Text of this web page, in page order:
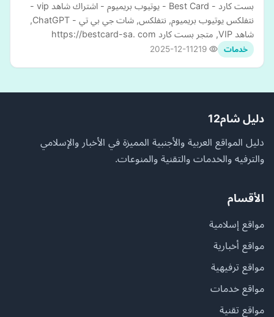
بست كارد - Best Card - يوتيوب بريميوم - اشتراك شاهد vip -
نتفلكس يوتيوب بريميوم, نتفلكس, شات جي بي تي - ChatGPT,
شاهد VIP, متجر بست كارد https://bestcard-sa. com
خدمات 2025-12-11
دليل شام12
دليل المواقع العربية والأجنبية المميزة في الأخبار والإسلامي
والترفيه والخدمات والتقنية والمنوعات.
الأقسام
مواقع إسلامية
مواقع أخبارية
مواقع ترفيهية
مواقع خدمات
مواقع تقنية